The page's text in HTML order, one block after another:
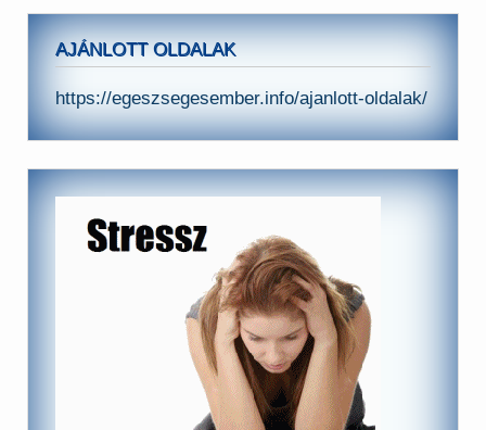
AJÁNLOTT OLDALAK
https://egeszsegesember.info/ajanlott-oldalak/